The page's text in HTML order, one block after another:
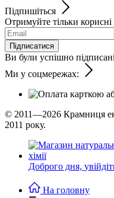
Підпишіться
Отримуйте тільки корисні
Підписатися
Ви були успішно підписані
Ми у соцмережах:
© 2011—2026 Крамниця
2011 року.
Доброго дня,
На головну